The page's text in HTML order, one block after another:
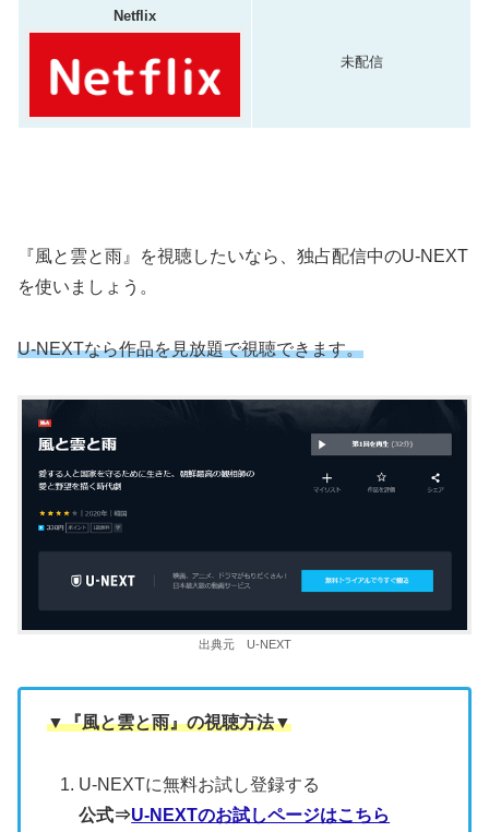
Netflix
未配信
『風と雲と雨』を視聴したいなら、独占配信中のU-NEXT
を使いましょう。
U-NEXTなら作品を見放題で視聴できます。
出典元 U-NEXT
▼『風と雲と雨』の視聴方法▼
U-NEXTに無料お試し登録する
公式⇒U-NEXTのお試しページはこちら